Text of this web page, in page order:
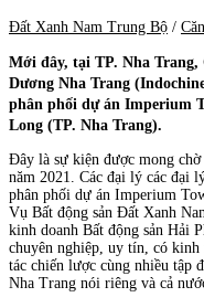
Đất Xanh Nam Trung Bộ /
Mới đây, tại TP. Nha
Dương Nha Trang
phân phối dự án Imperium
Long (TP. Nha Trang).
Đây là sự kiện được mong
năm 2021. Các đại lý các đại
phân phối dự án Imperium
Vụ Bất động sản Đất Xanh
kinh doanh Bất động sản Hải
chuyên nghiệp, uy tín, có
tác chiến lược cùng nhiều tập
Nha Trang nói riêng và cả